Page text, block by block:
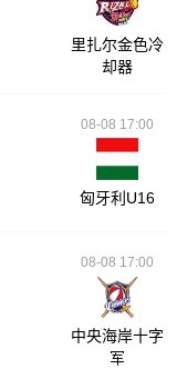
里扎尔金色冷
却器
08-08 17:00
匈牙利U16
08-08 17:00
中央海岸十字
军